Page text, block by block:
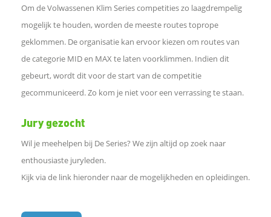
W
h
a
t
p
Om de Volwassenen Klim Series competities zo laagdrempelig
mogelijk te houden, worden de meeste routes toprope
geklommen. De organisatie kan ervoor kiezen om routes van
de categorie MID en MAX te laten voorklimmen. Indien dit
gebeurt, wordt dit voor de start van de competitie
gecommuniceerd. Zo kom je niet voor een verrassing te staan.
Jury gezocht
Wil je meehelpen bij De Series? We zijn altijd op zoek naar
enthousiaste juryleden.
Kijk via de link hieronder naar de mogelijkheden en opleidingen.